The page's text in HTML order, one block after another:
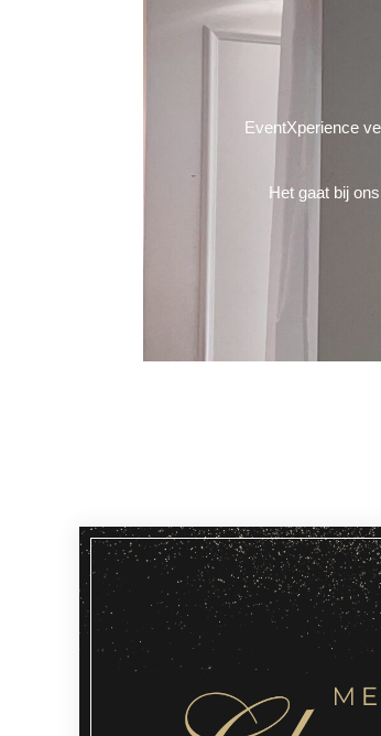
EventXperience
Het gaat bij